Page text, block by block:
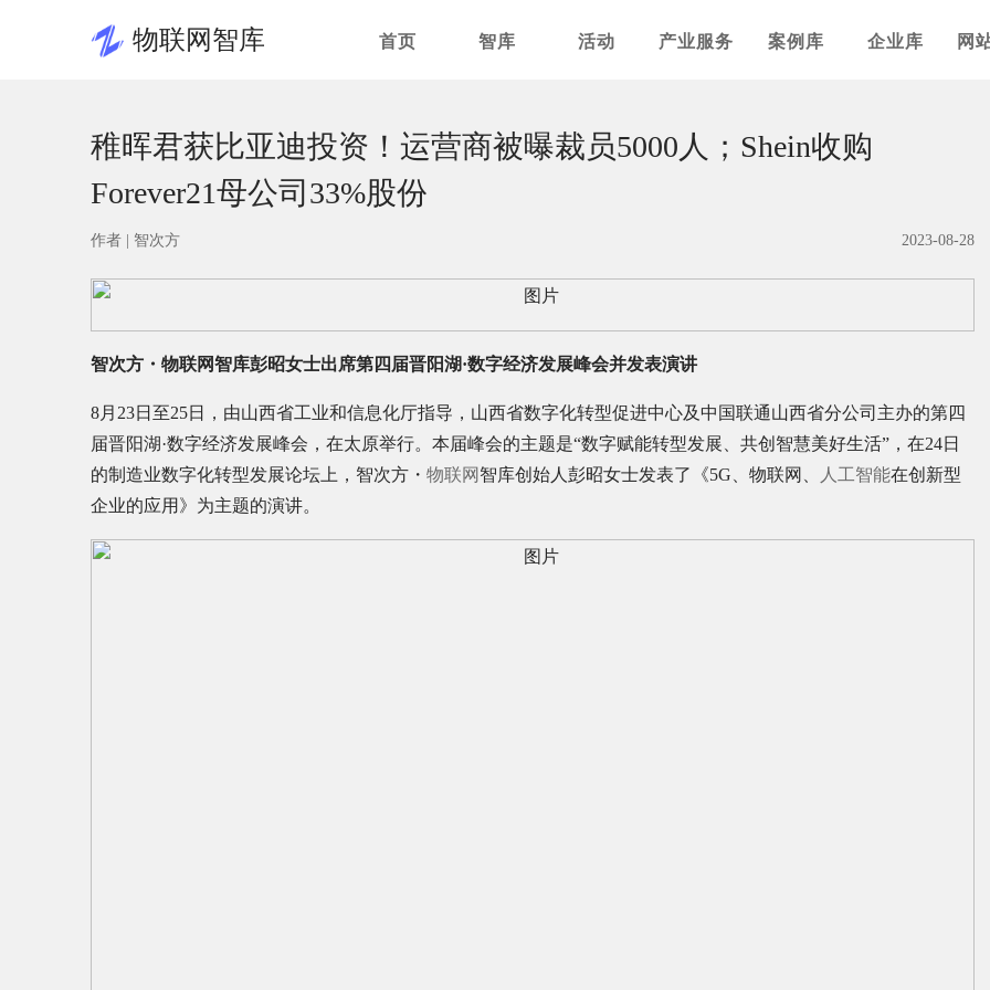
物联网智库 首页 智库 活动 产业服务 案例库 企业库 网
稚晖君获比亚迪投资！运营商被曝裁员5000人；Shein收购
Forever21母公司33%股份
作者 | 智次方 2023-08-28
智次方・物联网智库彭昭女士出席第四届晋阳湖·数字经济发展峰会并发表演讲
8月23日至25日，由山西省工业和信息化厅指导，山西省数字化转型促进中心及中国联通山西省分公司主办的第四
届晋阳湖·数字经济发展峰会，在太原举行。本届峰会的主题是“数字赋能转型发展、共创智慧美好生活”，在24日
的制造业数字化转型发展论坛上，智次方・ 物联网 智库创始人彭昭女士发表了《5G、物联网、 人工智能在创新型
企业的应用》为主题的演讲。